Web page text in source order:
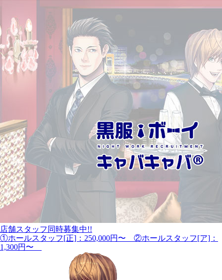
店舗スタッフ同時募集中!!
①ホールスタッフ[正]：250,000円〜 ②ホールスタッフ[ア]：
1,300円〜